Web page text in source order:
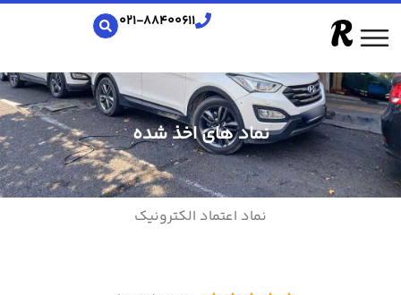
021-88400611
نماد های اخذ شده
نماد اعتماد الکترونیک